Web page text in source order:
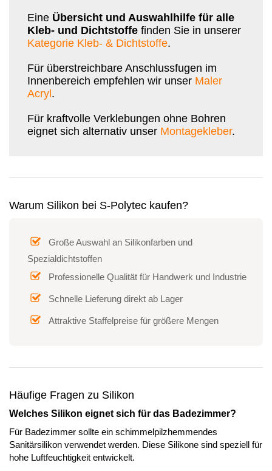
Eine Übersicht und Auswahlhilfe für alle
Kleb- und Dichtstoffe finden Sie in unserer
Kategorie Kleb- & Dichtstoffe.
Für überstreichbare Anschlussfugen im
Innenbereich empfehlen wir unser Maler
Acryl .
Für kraftvolle Verklebungen ohne Bohren
eignet sich alternativ unser Montagekleber.
Warum Silikon bei S-Polytec kaufen?
Große Auswahl an Silikonfarben und
Spezialdichtstoffen
Professionelle Qualität für Handwerk und Industrie
Schnelle Lieferung direkt ab Lager
Attraktive Staffelpreise für größere Mengen
Häufige Fragen zu Silikon
Welches Silikon eignet sich für das Badezimmer?
Für Badezimmer sollte ein schimmelpilzhemmendes
Sanitärsilikon verwendet werden. Diese Silikone sind speziell für
hohe Luftfeuchtigkeit entwickelt.